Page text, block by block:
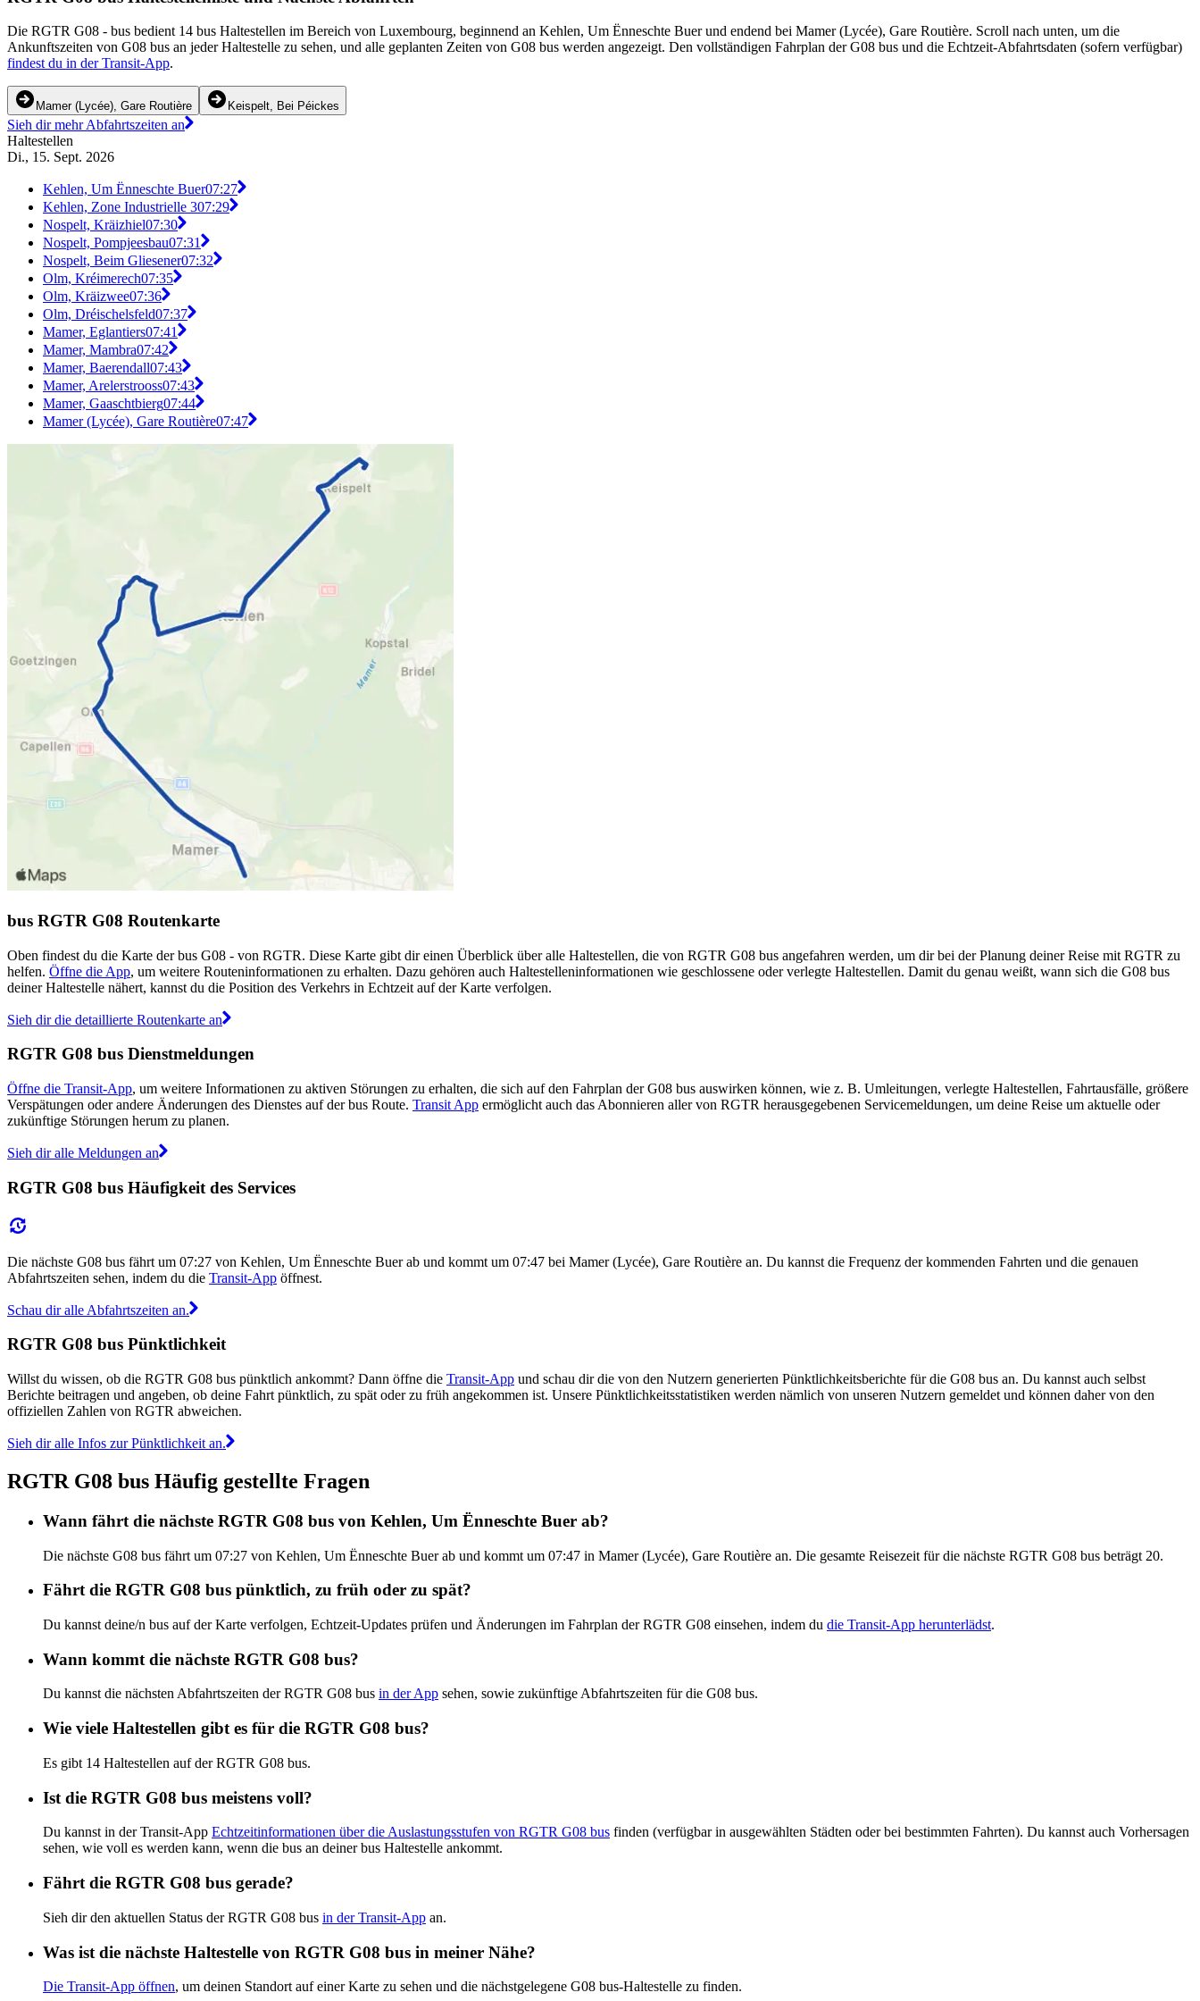
Die RGTR G08 - bus bedient 14 bus Haltestellen im Bereich von Luxembourg, beginnend an Kehlen, Um Ënneschte Buer und endend bei Mamer (Lycée), Gare Routière. Scroll nach unten, um die
Ankunftszeiten von G08 bus an jeder Haltestelle zu sehen, und alle geplanten Zeiten von G08 bus werden angezeigt. Den vollständigen Fahrplan der G08 bus und die Echtzeit-Abfahrtsdaten (sofern verfügbar)
findest du in der Transit-App.
Mamer (Lycée), Gare Routière Keispelt, Bei Péickes
Sieh dir mehr Abfahrtszeiten an
Haltestellen
Di., 15. Sept. 2026
Kehlen, Um Ënneschte Buer07:27
Kehlen, Zone Industrielle 307:29
Nospelt, Kräizhiel07:30
Nospelt, Pompjeesbau07:31
Nospelt, Beim Gliesener07:32
Olm, Kréimerech07:35
Olm, Kräizwee07:36
Olm, Dréischelsfeld07:37
Mamer, Eglantiers07:41
Mamer, Mambra07:42
Mamer, Baerendall07:43
Mamer, Arelerstrooss07:43
Mamer, Gaaschtbierg07:44
Mamer (Lycée), Gare Routière07:47
bus RGTR G08 Routenkarte
Oben findest du die Karte der bus G08 - von RGTR. Diese Karte gibt dir einen Überblick über alle Haltestellen, die von RGTR G08 bus angefahren werden, um dir bei der Planung deiner Reise mit RGTR zu
helfen. Öffne die App, um weitere Routeninformationen zu erhalten. Dazu gehören auch Haltestelleninformationen wie geschlossene oder verlegte Haltestellen. Damit du genau weißt, wann sich die G08 bus
deiner Haltestelle nähert, kannst du die Position des Verkehrs in Echtzeit auf der Karte verfolgen.
Sieh dir die detaillierte Routenkarte an
RGTR G08 bus Dienstmeldungen
Öffne die Transit-App, um weitere Informationen zu aktiven Störungen zu erhalten, die sich auf den Fahrplan der G08 bus auswirken können, wie z. B. Umleitungen, verlegte Haltestellen, Fahrtausfälle, größere
Verspätungen oder andere Änderungen des Dienstes auf der bus Route. Transit App ermöglicht auch das Abonnieren aller von RGTR herausgegebenen Servicemeldungen, um deine Reise um aktuelle oder
zukünftige Störungen herum zu planen.
Sieh dir alle Meldungen an
RGTR G08 bus Häufigkeit des Services
Die nächste G08 bus fährt um 07:27 von Kehlen, Um Ënneschte Buer ab und kommt um 07:47 bei Mamer (Lycée), Gare Routière an. Du kannst die Frequenz der kommenden Fahrten und die genauen
Abfahrtszeiten sehen, indem du die Transit-App öffnest.
Schau dir alle Abfahrtszeiten an.
RGTR G08 bus Pünktlichkeit
Willst du wissen, ob die RGTR G08 bus pünktlich ankommt? Dann öffne die Transit-App und schau dir die von den Nutzern generierten Pünktlichkeitsberichte für die G08 bus an. Du kannst auch selbst
Berichte beitragen und angeben, ob deine Fahrt pünktlich, zu spät oder zu früh angekommen ist. Unsere Pünktlichkeitsstatistiken werden nämlich von unseren Nutzern gemeldet und können daher von den
offiziellen Zahlen von RGTR abweichen.
Sieh dir alle Infos zur Pünktlichkeit an.
RGTR G08 bus Häufig gestellte Fragen
Wann fährt die nächste RGTR G08 bus von Kehlen, Um Ënneschte Buer ab?
Die nächste G08 bus fährt um 07:27 von Kehlen, Um Ënneschte Buer ab und kommt um 07:47 in Mamer (Lycée), Gare Routière an. Die gesamte Reisezeit für die nächste RGTR G08 bus beträgt 20.
Fährt die RGTR G08 bus pünktlich, zu früh oder zu spät?
Du kannst deine/n bus auf der Karte verfolgen, Echtzeit-Updates prüfen und Änderungen im Fahrplan der RGTR G08 einsehen, indem du die Transit-App herunterlädst.
Wann kommt die nächste RGTR G08 bus?
Du kannst die nächsten Abfahrtszeiten der RGTR G08 bus in der App sehen, sowie zukünftige Abfahrtszeiten für die G08 bus.
Wie viele Haltestellen gibt es für die RGTR G08 bus?
Es gibt 14 Haltestellen auf der RGTR G08 bus.
Ist die RGTR G08 bus meistens voll?
Du kannst in der Transit-App Echtzeitinformationen über die Auslastungsstufen von RGTR G08 bus finden (verfügbar in ausgewählten Städten oder bei bestimmten Fahrten). Du kannst auch Vorhersagen
sehen, wie voll es werden kann, wenn die bus an deiner bus Haltestelle ankommt.
Fährt die RGTR G08 bus gerade?
Sieh dir den aktuellen Status der RGTR G08 bus in der Transit-App an.
Was ist die nächste Haltestelle von RGTR G08 bus in meiner Nähe?
Die Transit-App öffnen, um deinen Standort auf einer Karte zu sehen und die nächstgelegene G08 bus-Haltestelle zu finden.